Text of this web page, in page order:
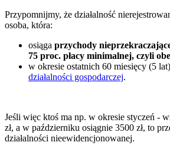
Przypomnijmy, że działalność
osoba, która:
osiąga przychody
75 proc. płacy minimalnej, czyli
w okresie ostatnich 60 miesięcy (5
działalności gospodarczej.
Jeśli więc ktoś ma np. w okresie styczeń -
zł, a w październiku osiągnie 3500 zł, to
działalności nieewidencjonowanej.